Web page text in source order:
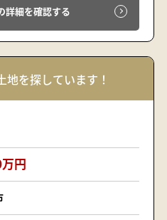
詳細を確認する
地を探しています！
円